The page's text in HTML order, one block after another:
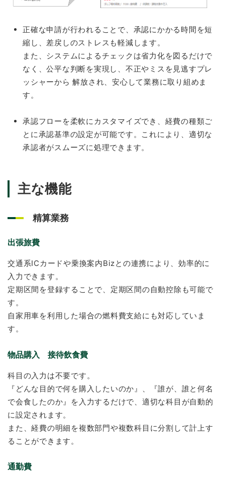
正確な申請が行われることで、承認にかかる時間を短
縮し、差戻しのストレスも軽減します。
また、システムによるチェックは省力化を図るだけで
なく、公平な判断を実現し、不正やミスを見逃すプレ
ッシャーから 解放され、安心して業務に取り組めま
す。
承認フローを柔軟にカスタマイズでき、経費の種類ご
とに承認基準の設定が可能です。これにより、適切な
承認者がスムーズに処理できます。
主な機能
精算業務
出張旅費
交通系ICカードや乗換案内Bizとの連携により、効率的に
入力できます。
定期区間を登録することで、定期区間の自動控除も可能で
す。
自家用車を利用した場合の燃料費支給にも対応していま
す。
物品購入 接待飲食費
科目の入力は不要です。
『どんな目的で何を購入したいのか』、『誰が、誰と何名
で会食したのか』を入力するだけで、適切な科目が自動的
に設定されます。
また、経費の明細を複数部門や複数科目に分割して計上す
ることができます。
通勤費